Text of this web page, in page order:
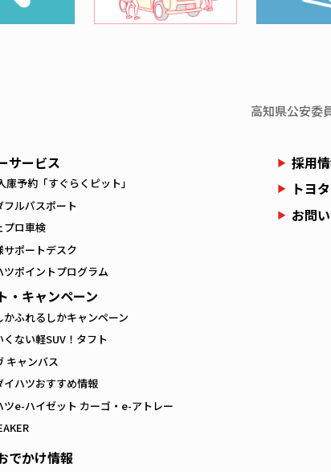
高知県公安委
サービス
庫予約「すぐらくピット」
フルパスポート
プロ車検
サポートデスク
ツポイントプログラム
・キャンペーン
かふれるしかキャンペーン
くない軽SUV！タフト
キャンバス
イハツおすすめ情報
ツe-ハイゼット カーゴ・e-アトレー
でかけ情報
採用
トヨ
お問